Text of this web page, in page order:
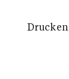
Drucken